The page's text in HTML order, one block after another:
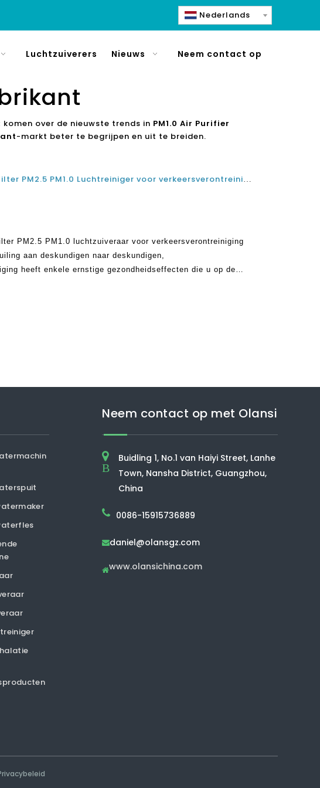
Nederlands
Luchtzuiverers Nieuws Neem contact op
over de nieuwste trends in PM1.0 Air Purifier
-markt beter te begrijpen en uit te breiden.
Beste H14 HEPA-filter PM2.5 PM1.0 Luchtreiniger voor verkeersverontreiniging Smog en autovervuiling
PM2.5 PM1.0 luchtzuiveraar voor verkeersverontreiniging
aan deskundigen naar deskundigen,
heeft enkele ernstige gezondheidseffecten die u op de
meer endangere is
Neem contact op met Olansi
B
Buidling 1, No.1 van Haiyi Street, Lanhe
Town, Nansha District, Guangzhou,
China
0086-15915736889
daniel@olansgz.com
www.olansichina.com